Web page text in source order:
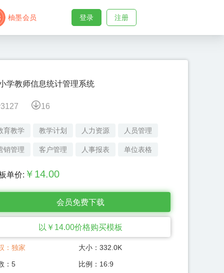
柚墨会员 登录 注册
学教师信息统计管理系统
3127 16
育教学 教学计划 人力资源 人员管理
销管理 客户管理 人事报表 单位表格
单价: ￥ 14.00
会员免费下载
以￥ 14.00价格购买模板
： 独家 大小：332.0K
： 5 比例： 16:9